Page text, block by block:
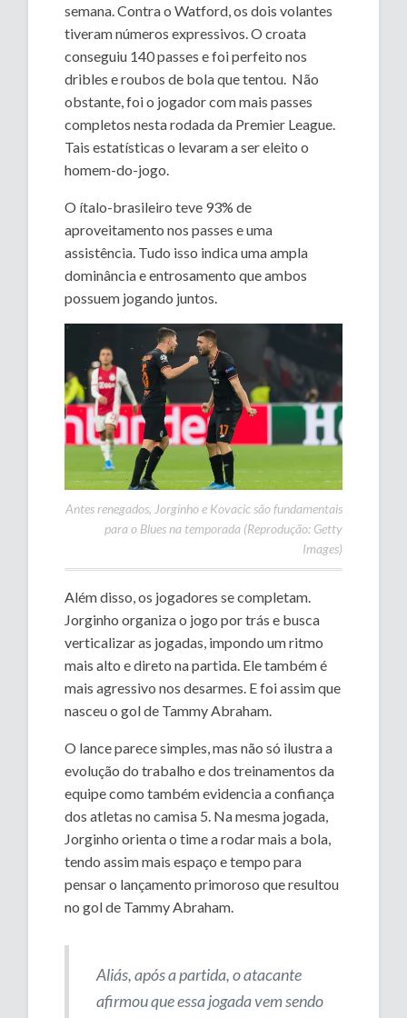
semana. Contra o Watford, os dois volantes
tiveram números expressivos. O croata
conseguiu 140 passes e foi perfeito nos
dribles e roubos de bola que tentou. Não
obstante, foi o jogador com mais passes
completos nesta rodada da Premier League.
Tais estatísticas o levaram a ser eleito o
homem-do-jogo.
O ítalo-brasileiro teve 93% de
aproveitamento nos passes e uma
assistência. Tudo isso indica uma ampla
dominância e entrosamento que ambos
possuem jogando juntos.
Antes renegados, Jorginho e Kovacic são fundamentais
para o Bluesna temporada (Reprodução: Getty
Images)
Além disso, os jogadores se completam.
Jorginho organiza o jogo por trás e busca
verticalizar as jogadas, impondo um ritmo
mais alto e direto na partida. Ele também é
mais agressivo nos desarmes. E foi assim que
nasceu o gol de Tammy Abraham.
O lance parece simples, mas não só ilustra a
evolução do trabalho e dos treinamentos da
equipe como também evidencia a confiança
dos atletas no camisa 5. Na mesma jogada,
Jorginho orienta o time a rodar mais a bola,
tendo assim mais espaço e tempo para
pensar o lançamento primoroso que resultou
no gol de Tammy Abraham.
Aliás, após a partida, o atacante
afirmou que essa jogada vem sendo